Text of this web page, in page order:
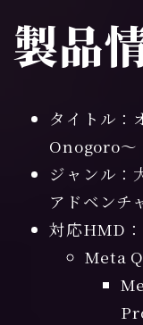
製品
タイトル：
Onogoro～
ジャンル：
アドベンチ
対応HMD：
Meta